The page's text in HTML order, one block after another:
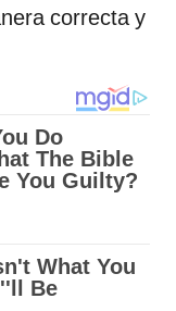
correcta y